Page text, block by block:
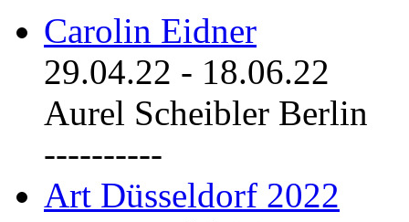
Carolin Eidner
29.04.22 - 18.06.22
Aurel Scheibler Berlin
----------
Art Düsseldorf 2022